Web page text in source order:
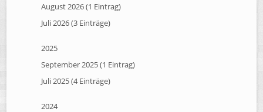
August 2026 (1 Eintrag)
Juli 2026 (3 Einträge)
2025
September 2025 (1 Eintrag)
Juli 2025 (4 Einträge)
2024